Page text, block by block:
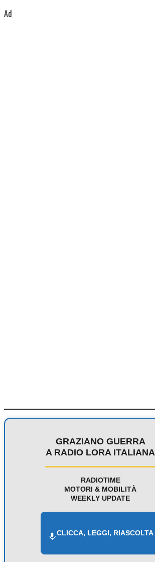
Ad
GRAZIANO GUERRA
A RADIO LORA ITALIANA
RADIOTIME
MOTORI & MOBILITÀ
WEEKLY UPDATE
CLICCA, LEGGI, RIASCOLTA